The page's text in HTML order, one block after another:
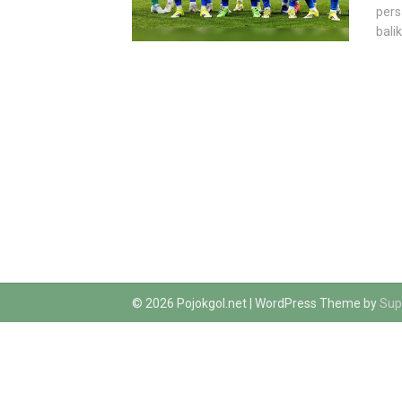
© 2026 Pojokgol.net | WordPress Theme by